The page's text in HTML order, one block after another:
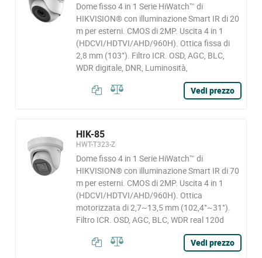
Dome fisso 4 in 1 Serie HiWatch™ di
HIKVISION® con illuminazione Smart IR di 20
m per esterni. CMOS di 2MP. Uscita 4 in 1
(HDCVI/HDTVI/AHD/960H). Ottica fissa di
2,8 mm (103°). Filtro ICR. OSD, AGC, BLC,
WDR digitale, DNR, Luminosità,
Vedi prezzo
HIK-85
HWT-T323-Z
Dome fisso 4 in 1 Serie HiWatch™ di
HIKVISION® con illuminazione Smart IR di 70
m per esterni. CMOS di 2MP. Uscita 4 in 1
(HDCVI/HDTVI/AHD/960H). Ottica
motorizzata di 2,7~13,5 mm (102,4°~31°).
Filtro ICR. OSD, AGC, BLC, WDR real 120d
Vedi prezzo